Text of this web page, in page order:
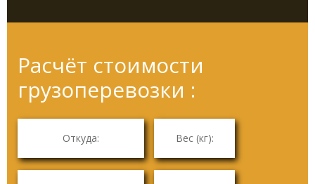
Расчёт стоимости
грузоперевозки :